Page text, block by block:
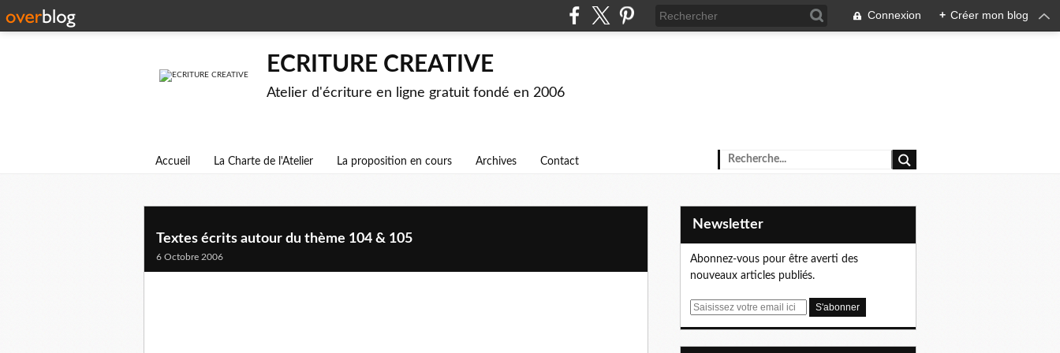
Connexion + Créer mon blog
ECRITURE CREATIVE
Atelier d'écriture en ligne gratuit fondé en 2006
Accueil La Charte de l'Atelier La proposition en cours Archives Contact
Textes écrits autour du thème 104 & 105
6 Octobre 2006
Newsletter
Abonnez-vous pour être averti des
nouveaux articles publiés.
E